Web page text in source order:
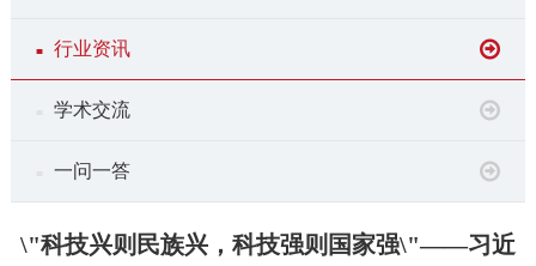
■ 行业资讯
学术交流
一问一答
\"科技兴则民族兴，科技强则国家强\"——习近